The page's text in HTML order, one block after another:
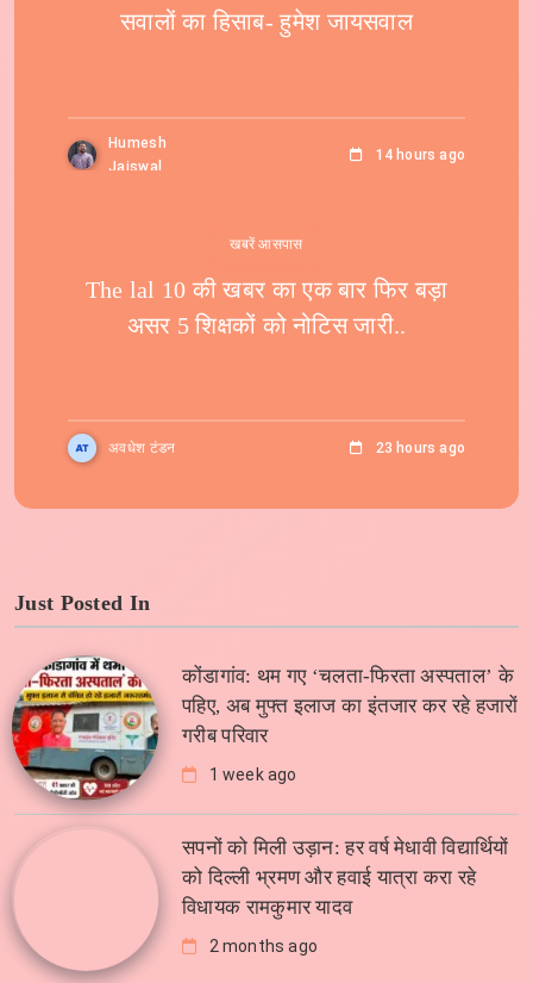
सवालों का हिसाब- हुमेश जायसवाल
Humesh
Jaiswal
14 hours ago
खबरें आसपास
The lal 10 की खबर का एक बार फिर बड़ा
असर 5 शिक्षकों को नोटिस जारी..
अवधेश टंडन 23 hours ago
Just Posted In
कोंडागांव: थम गए ‘चलता-फिरता अस्पताल’ के
पहिए, अब मुफ्त इलाज का इंतजार कर रहे हजारों
गरीब परिवार
1 week ago
सपनों को मिली उड़ान: हर वर्ष मेधावी विद्यार्थियों
को दिल्ली भ्रमण और हवाई यात्रा करा रहे
विधायक रामकुमार यादव
2 months ago